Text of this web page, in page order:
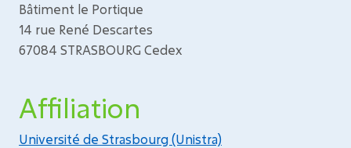
Bâtiment le Portique
14 rue René Descartes
67084 STRASBOURG Cedex
Affiliation
Université de Strasbourg (Unistra)